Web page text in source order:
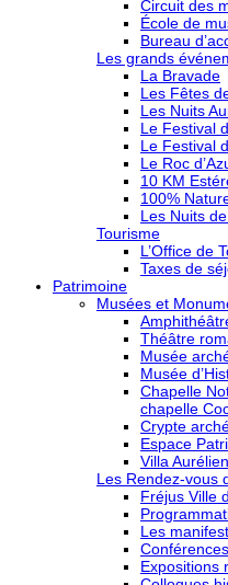
Circuit des
École de
Bureau
Les grands
La Bravade
Les Fêtes
Les Nuits
Le Festival
Le Festival
Le Roc
10 KM
100%
Les Nuits
Tourisme
L’Office de
Taxes de
Patrimoine
Musées et
Théâtre
Musée
Musée
Chapelle
chapelle
Crypte
Espace
Villa
Les Rendez-vous
Fréjus Ville
Les
Conférences
Expositions